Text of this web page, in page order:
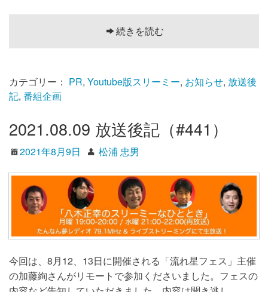
続きを読む
カテゴリー： PR, Youtube版スリーミー, お知らせ, 放送後
記, 番組企画
2021.08.09 放送後記（#441）
2021年8月9日 松浦 忠男
今回は、8月12、13日に開催される「流れ星フェス」主催
の加藤絢さんがリモートで参加くださいました。フェスの